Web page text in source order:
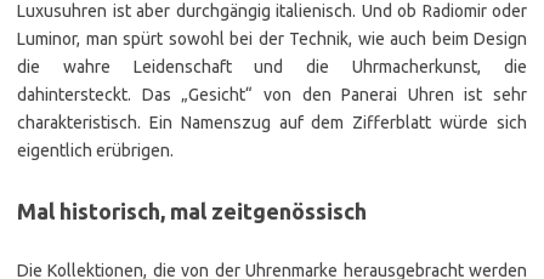
Luxusuhren ist aber durchgängig italienisch. Und ob Radiomir oder
Luminor, man spürt sowohl bei der Technik, wie auch beim Design
die wahre Leidenschaft und die Uhrmacherkunst, die
dahintersteckt. Das „Gesicht“ von den Panerai Uhren ist sehr
charakteristisch. Ein Namenszug auf dem Zifferblatt würde sich
eigentlich erübrigen.
Mal historisch, mal zeitgenössisch
Die Kollektionen, die von der Uhrenmarke herausgebracht werden